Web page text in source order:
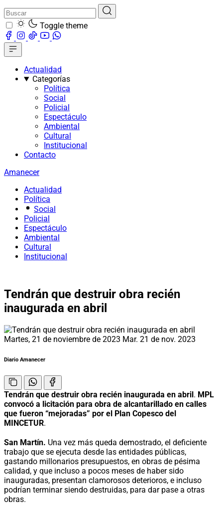
Toggle theme
Actualidad
Categorías
Política
Social
Policial
Espectáculo
Ambiental
Cultural
Institucional
Contacto
Amanecer
Actualidad
Política
Social
Policial
Espectáculo
Ambiental
Cultural
Institucional
Tendrán que destruir obra recién
inaugurada en abril
Martes, 21 de noviembre de 2023 Mar. 21 de nov. 2023
Diario Amanecer
Tendrán que destruir obra recién inaugurada en abril. MPL
convocó a licitación para obra de alcantarillado en calles
que fueron “mejoradas” por el Plan Copesco del
MINCETUR.
San Martín. Una vez más queda demostrado, el deficiente
trabajo que se ejecuta desde las entidades públicas,
gastando millonarios presupuestos, en obras de pésima
calidad, y que incluso a pocos meses de haber sido
inauguradas, presentan clamorosos deterioros, e incluso
podrían terminar siendo destruidas, para dar pase a otras
obras.